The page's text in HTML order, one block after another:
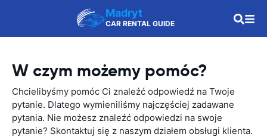
Madryt
CAR RENTAL GUIDE
W czym możemy pomóc?
Chcielibyśmy pomóc Ci znaleźć odpowiedź na Twoje
pytanie. Dlatego wymieniliśmy najczęściej zadawane
pytania. Nie możesz znaleźć odpowiedzi na swoje
pytanie? Skontaktuj się z naszym działem obsługi klienta.